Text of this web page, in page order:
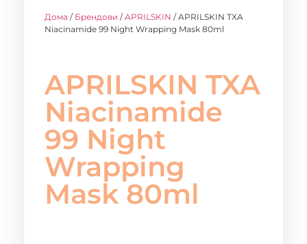
Дома / Брендови /APRILSKIN / APRILSKIN TXA
Niacinamide 99 Night Wrapping Mask 80ml
APRILSKIN TXA
Niacinamide
99 Night
Wrapping
Mask 80ml